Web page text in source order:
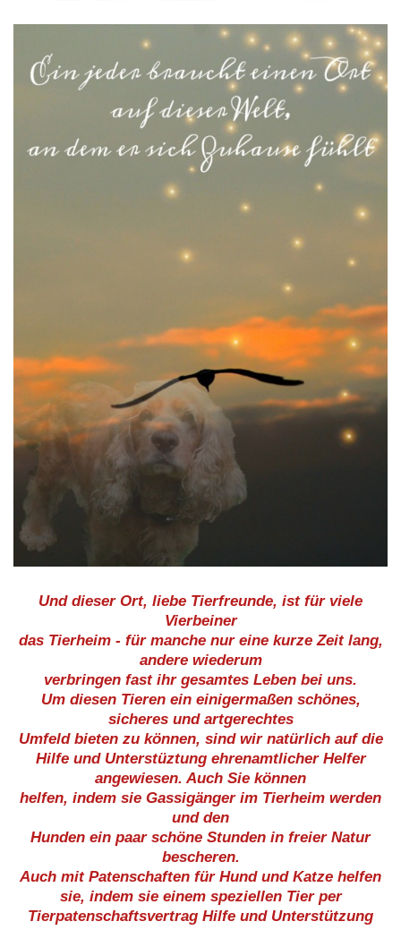
Und dieser Ort, liebe Tierfreunde, ist für viele
Vierbeiner
das Tierheim - für manche nur eine kurze Zeit lang,
andere wiederum
verbringen fast ihr gesamtes Leben bei uns.
Um diesen Tieren ein einigermaßen schönes,
sicheres und artgerechtes
Umfeld bieten zu können, sind wir natürlich auf die
Hilfe und Unterstüztung ehrenamtlicher Helfer
angewiesen. Auch Sie können
helfen, indem sie Gassigänger im Tierheim werden
und den
Hunden ein paar schöne Stunden in freier Natur
bescheren.
Auch mit Patenschaften für Hund und Katze helfen
sie, indem sie einem speziellen Tier per
Tierpatenschaftsvertrag Hilfe und Unterstützung